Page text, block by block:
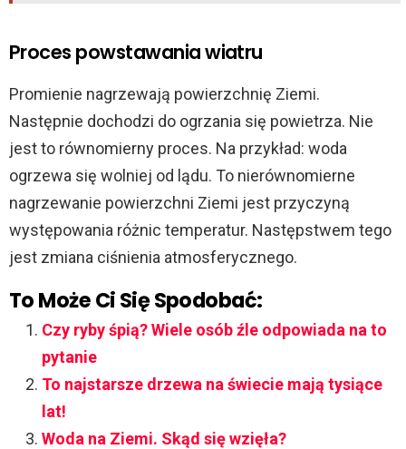
Proces powstawania wiatru
Promienie nagrzewają powierzchnię Ziemi.
Następnie dochodzi do ogrzania się powietrza. Nie
jest to równomierny proces. Na przykład: woda
ogrzewa się wolniej od lądu. To nierównomierne
nagrzewanie powierzchni Ziemi jest przyczyną
występowania różnic temperatur. Następstwem tego
jest zmiana ciśnienia atmosferycznego.
To Może Ci Się Spodobać:
Czy ryby śpią? Wiele osób źle odpowiada na to
pytanie
To najstarsze drzewa na świecie mają tysiące
lat!
Woda na Ziemi. Skąd się wzięła?